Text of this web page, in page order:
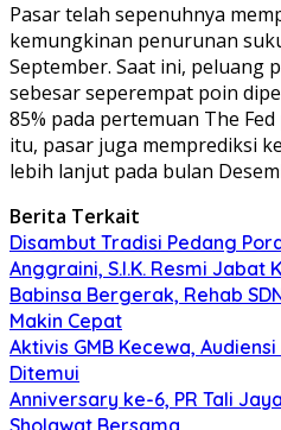
Pasar telah sepenuhnya
kemungkinan penurunan
September. Saat ini, peluang
sebesar seperempat poin
85% pada pertemuan The
itu, pasar juga memprediksi
lebih lanjut pada bulan
Berita Terkait
Disambut Tradisi Pedang
Anggraini, S.I.K. Resmi Jabat
Babinsa Bergerak, Rehab
Makin Cepat
Aktivis GMB Kecewa,
Ditemui
Anniversary ke-6, PR Tali